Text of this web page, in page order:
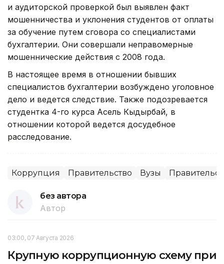
и аудиторской проверкой был выявлен факт
мошенничества и уклонения студентов от оплаты
за обучение путем сговора со специалистами
бухгалтерии. Они совершали неправомерные
мошеннические действия с 2008 года.
В настоящее время в отношении бывших
специалистов бухгалтерии возбуждено уголовное
дело и ведется следствие. Также подозревается
студентка 4-го курса Асель Кыдырбай, в
отношении которой ведется досудебное
расследование.
Коррупция Правительство Вузы
без автора
Автор
03:00, 07 Августа 2026
Крупную коррупционную схему при